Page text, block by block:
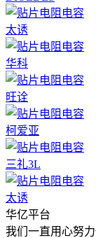
太诱
华科
旺诠
柯爱亚
三礼3L
太诱
华亿平台
我们一直用心努